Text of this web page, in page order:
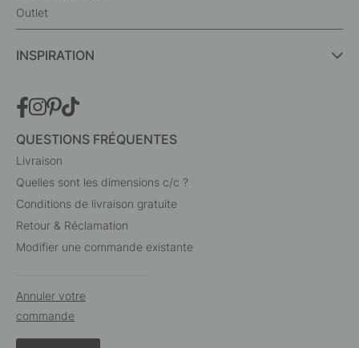
Outlet
INSPIRATION
QUESTIONS FRÉQUENTES
Livraison
Quelles sont les dimensions c/c ?
Conditions de livraison gratuite
Retour & Réclamation
Modifier une commande existante
Annuler votre
commande